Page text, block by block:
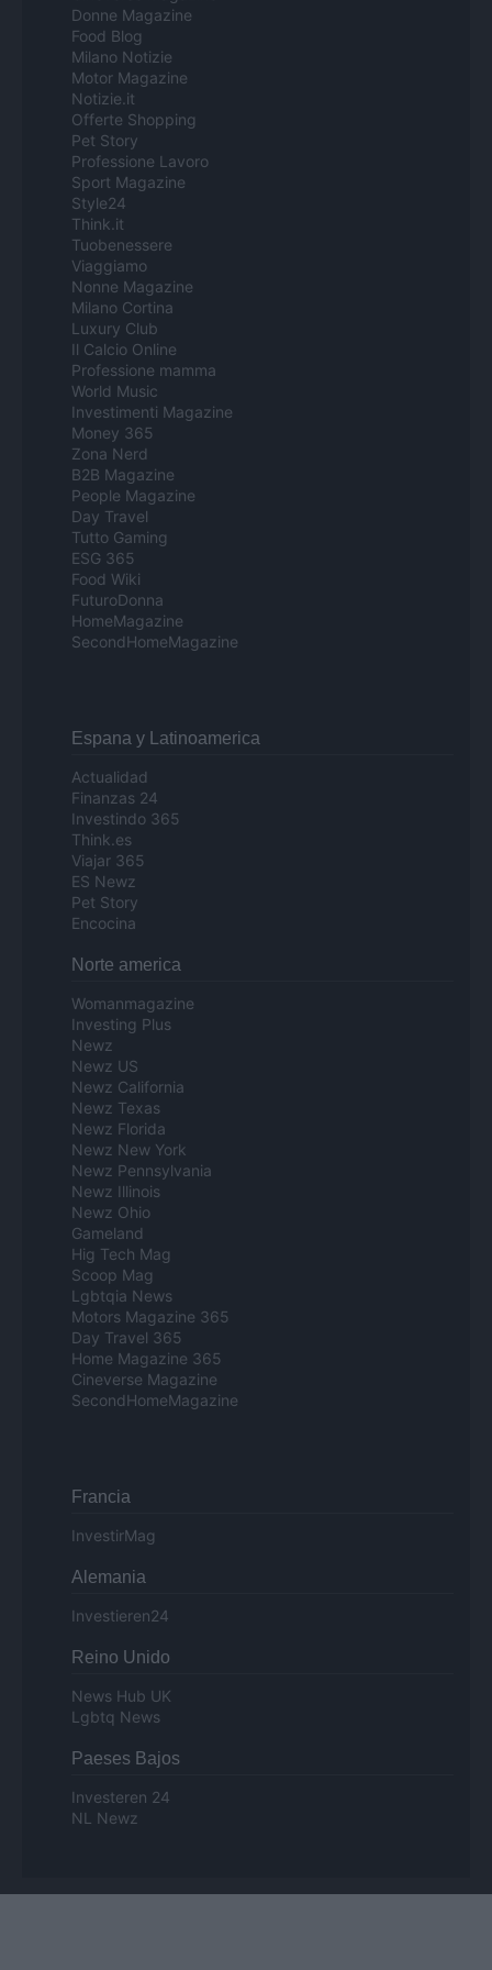
Donne Magazine
Food Blog
Milano Notizie
Motor Magazine
Notizie.it
Offerte Shopping
Pet Story
Professione Lavoro
Sport Magazine
Style24
Think.it
Tuobenessere
Viaggiamo
Nonne Magazine
Milano Cortina
Luxury Club
Il Calcio Online
Professione mamma
World Music
Investimenti Magazine
Money 365
Zona Nerd
B2B Magazine
People Magazine
Day Travel
Tutto Gaming
ESG 365
Food Wiki
FuturoDonna
HomeMagazine
SecondHomeMagazine
Espana y Latinoamerica
Actualidad
Finanzas 24
Investindo 365
Think.es
Viajar 365
ES Newz
Pet Story
Encocina
Norte america
Womanmagazine
Investing Plus
Newz
Newz US
Newz California
Newz Texas
Newz Florida
Newz New York
Newz Pennsylvania
Newz Illinois
Newz Ohio
Gameland
Hig Tech Mag
Scoop Mag
Lgbtqia News
Motors Magazine 365
Day Travel 365
Home Magazine 365
Cineverse Magazine
SecondHomeMagazine
Francia
InvestirMag
Alemania
Investieren24
Reino Unido
News Hub UK
Lgbtq News
Paeses Bajos
Investeren 24
NL Newz